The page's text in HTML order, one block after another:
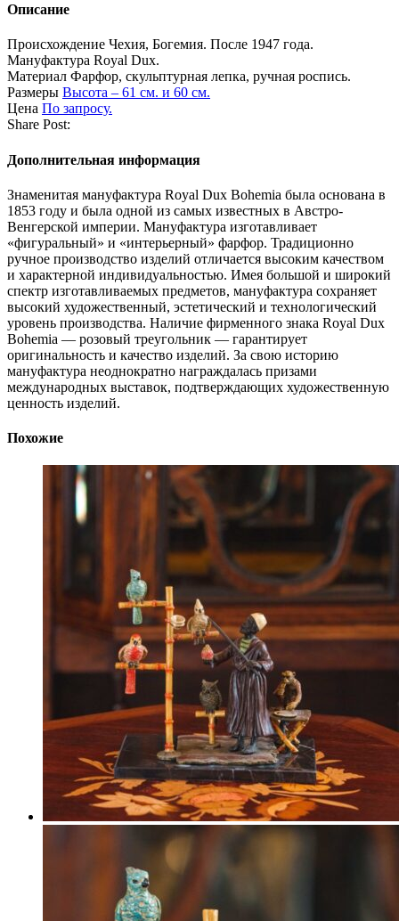
Описание
Происхождение Чехия, Богемия. После 1947 года.
Мануфактура Royal Dux.
Материал Фарфор, скульптурная лепка, ручная роспись.
Размеры Высота – 61 см. и 60 см.
Цена По запросу.
Share Post:
Дополнительная информация
Знаменитая мануфактура Royal Dux Bohemia была основана в
1853 году и была одной из самых известных в Австро-
Венгерской империи. Мануфактура изготавливает
«фигуральный» и «интерьерный» фарфор. Традиционно
ручное производство изделий отличается высоким качеством
и характерной индивидуальностью. Имея большой и широкий
спектр изготавливаемых предметов, мануфактура сохраняет
высокий художественный, эстетический и технологический
уровень производства. Наличие фирменного знака Royal Dux
Bohemia — розовый треугольник — гарантирует
оригинальность и качество изделий. За свою историю
мануфактура неоднократно награждалась призами
международных выставок, подтверждающих художественную
ценность изделий.
Похожие